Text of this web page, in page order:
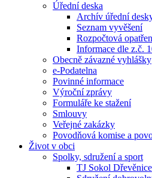
Úřední deska
Archív úřední
Seznam vyvěšení
Rozpočtová
Informace dle z.č.
Obecně závazné vyhlášky
e-Podatelna
Povinné informace
Výroční zprávy
Formuláře ke stažení
Smlouvy
Veřejné zakázky
Povodňová komise a
Život v obci
Spolky, sdružení a sport
TJ Sokol Dřevěnice